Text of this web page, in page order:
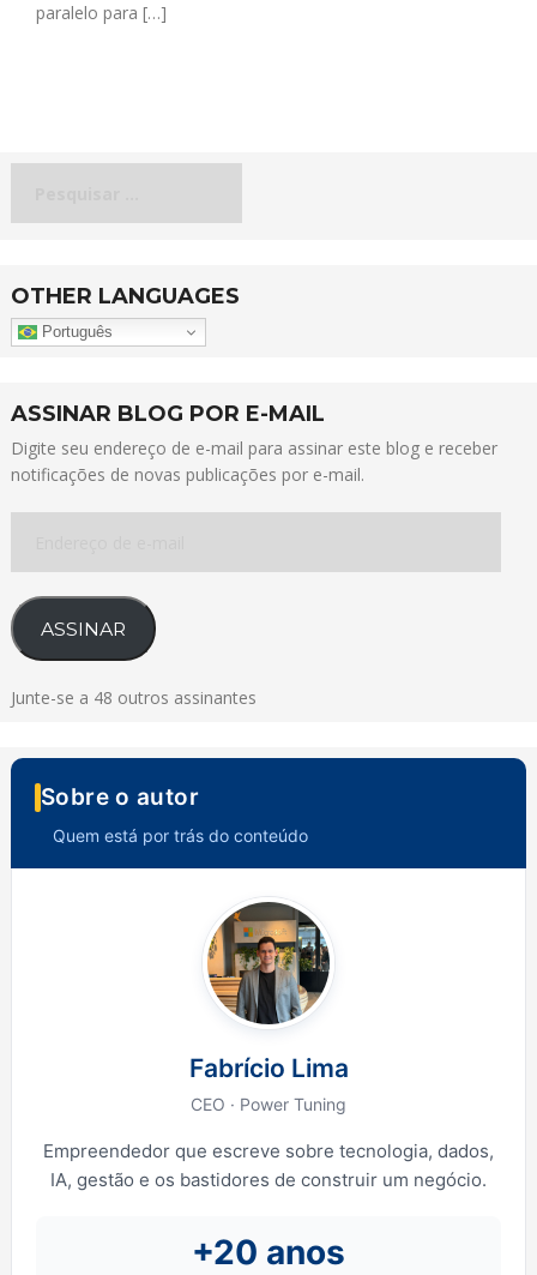
paralelo para […]
OTHER LANGUAGES
Português
ASSINAR BLOG POR E-MAIL
Digite seu endereço de e-mail para assinar este blog e receber
notificações de novas publicações por e-mail.
e-
mail
ASSINAR
Junte-se a 48 outros assinantes
Sobre o autor
Quem está por trás do conteúdo
Fabrício Lima
CEO · Power Tuning
Empreendedor que escreve sobre tecnologia, dados,
IA, gestão e os bastidores de construir um negócio.
+20 anos